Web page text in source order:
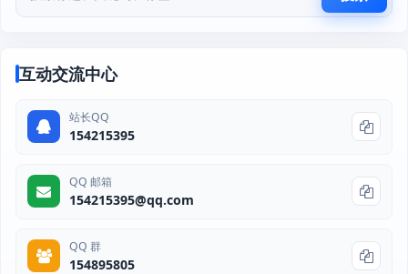
互动交流中心
站长QQ
154215395
QQ 邮箱
154215395@qq.com
QQ 群
154895805